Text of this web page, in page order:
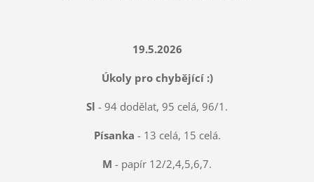
19.5.2026
Úkoly pro chybějící :)
Sl - 94 dodělat, 95 celá, 96/1.
Písanka - 13 celá, 15 celá.
M - papír 12/2,4,5,6,7.